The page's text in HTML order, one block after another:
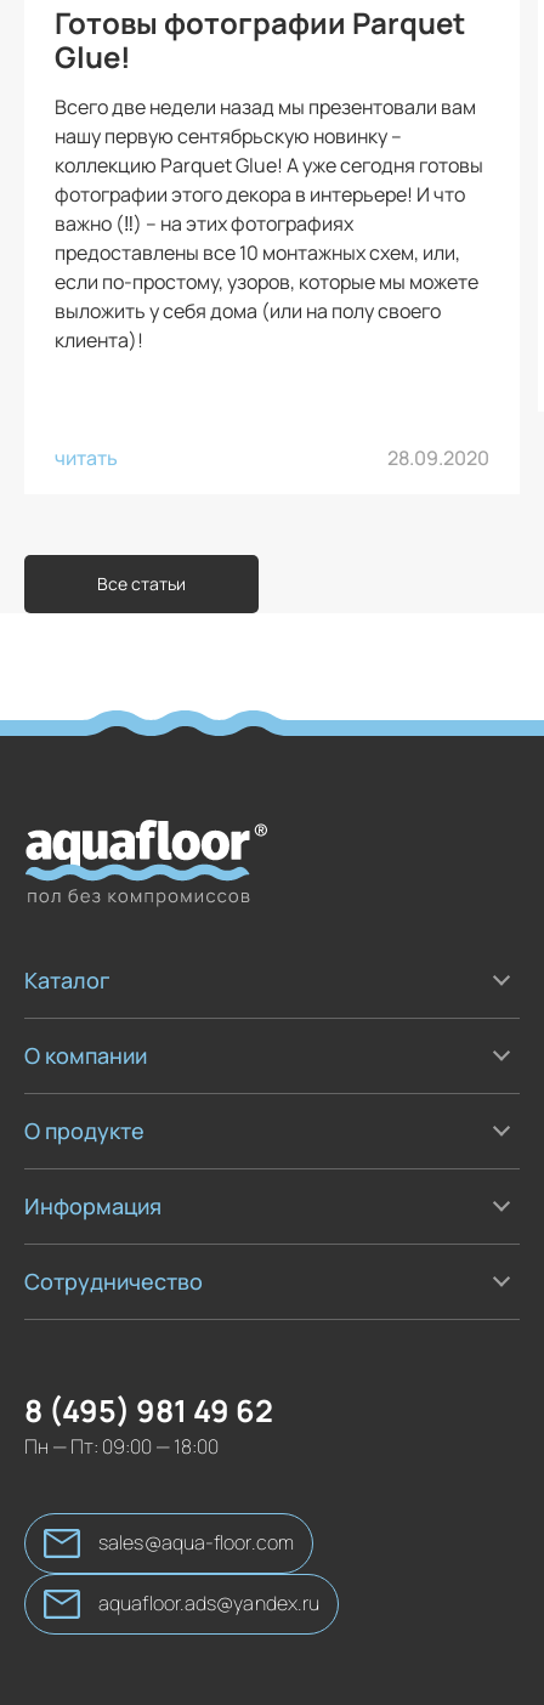
Готовы фотографии Parquet
Glue!
Всего две недели назад мы презентовали вам
нашу первую сентябрьскую новинку –
коллекцию Parquet Glue! А уже сегодня готовы
фотографии этого декора в интерьере! И что
важно (‼️) – на этих фотографиях
предоставлены все 10 монтажных схем, или,
если по-простому, узоров, которые мы можете
выложить у себя дома (или на полу своего
клиента)!
читать 28.09.2020
Все статьи
Каталог
О компании
О продукте
Информация
Сотрудничество
8 (495) 981 49 62
Пн — Пт: 09:00 — 18:00
sales@aqua-floor.com
aquafloor.ads@yandex.ru